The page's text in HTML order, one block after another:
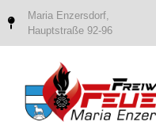
Maria Enzersdorf,
Hauptstraße 92-96